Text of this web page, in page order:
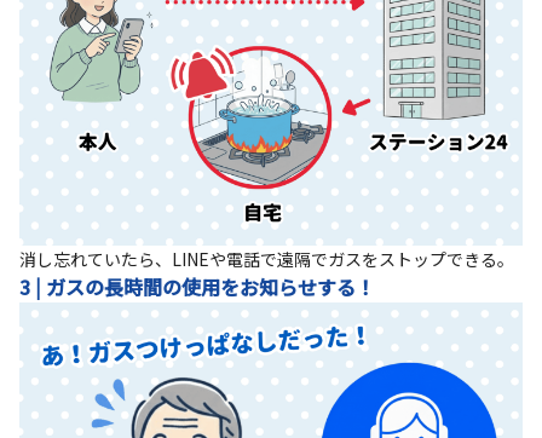
消し忘れていたら、LINEや電話で遠隔でガスをストップできる。
3 | ガスの長時間の使用をお知らせする！